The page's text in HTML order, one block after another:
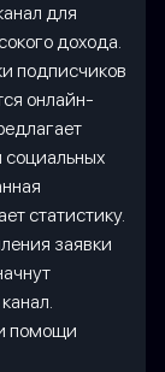
для
дохода.
подписчиков
онлайн-
социальных
статистику.
заявки
помощи